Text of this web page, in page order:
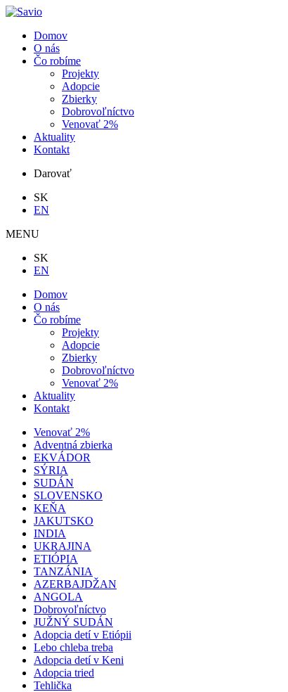
Domov
O nás
Čo robíme
Projekty
Adopcie
Zbierky
Dobrovoľníctvo
Venovať 2%
Aktuality
Kontakt
Darovať
SK
EN
MENU
SK
EN
Domov
O nás
Čo robíme
Projekty
Adopcie
Zbierky
Dobrovoľníctvo
Venovať 2%
Aktuality
Kontakt
Venovať 2%
Adventná zbierka
EKVÁDOR
SÝRIA
SUDÁN
SLOVENSKO
KEŇA
JAKUTSKO
INDIA
UKRAJINA
ETIÓPIA
TANZÁNIA
AZERBAJDŽAN
ANGOLA
Dobrovoľníctvo
JUŽNÝ SUDÁN
Adopcia detí v Etiópii
Lebo chleba treba
Adopcia detí v Keni
Adopcia tried
Tehlička